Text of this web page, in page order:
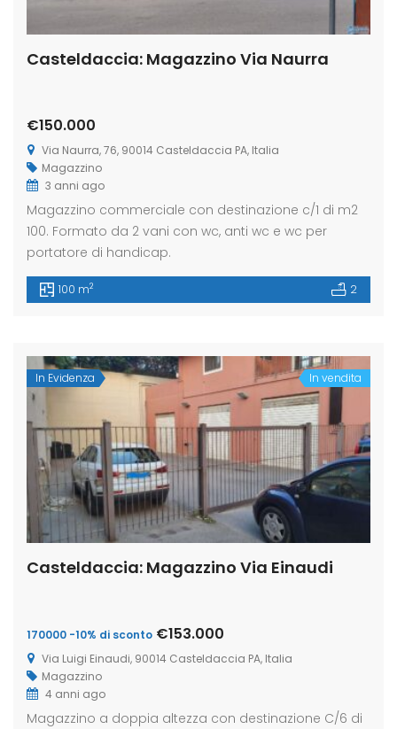
Casteldaccia: Magazzino Via Naurra
€150.000
Via Naurra, 76, 90014 Casteldaccia PA, Italia
Magazzino
3 anni ago
Magazzino commerciale con destinazione c/1 di m2
100. Formato da 2 vani con wc, anti wc e wc per
portatore di handicap.
100 m2 2
In Evidenza In vendita
Casteldaccia: Magazzino Via Einaudi
170000 -10% di sconto €153.000
Via Luigi Einaudi, 90014 Casteldaccia PA, Italia
Magazzino
4 anni ago
Magazzino a doppia altezza con destinazione C/6 di